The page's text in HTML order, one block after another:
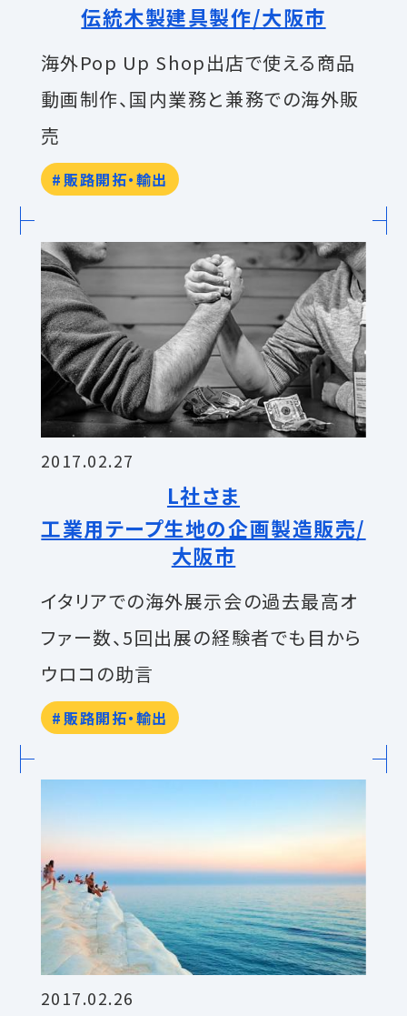
伝統木製建具製作/大阪市
海外Pop Up Shop出店で使える商品
動画制作、国内業務と兼務での海外販
売
販路開拓・輸出
2017.02.27
L社さま
工業用テープ生地の企画製造販売/
大阪市
イタリアでの海外展示会の過去最高オ
ファー数、5回出展の経験者でも目から
ウロコの助言
販路開拓・輸出
2017.02.26